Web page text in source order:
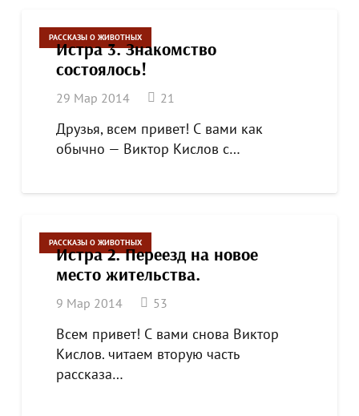
РАССКАЗЫ О ЖИВОТНЫХ
Истра 3. Знакомство
состоялось!
29 Мар 2014 21
Друзья, всем привет! С вами как
обычно — Виктор Кислов с…
РАССКАЗЫ О ЖИВОТНЫХ
Истра 2. Переезд на новое
место жительства.
9 Мар 2014 53
Всем привет! С вами снова Виктор
Кислов. читаем вторую часть
рассказа…